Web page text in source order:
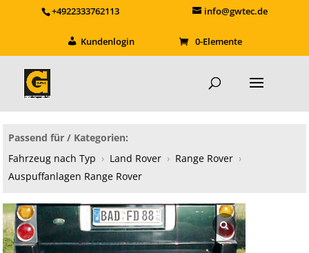
+4922333762113 info@gwtec.de
Kundenlogin 0-Elemente
Passend für / Kategorien:
Fahrzeug nach Typ › Land Rover › Range Rover ›
Auspuffanlagen Range Rover